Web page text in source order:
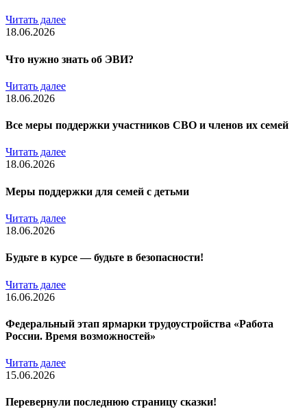
Читать далее
18.06.2026
Что нужно знать об ЭВИ?
Читать далее
18.06.2026
Все меры поддержки участников СВО и членов их семей
Читать далее
18.06.2026
Меры поддержки для семей с детьми
Читать далее
18.06.2026
Будьте в курсе — будьте в безопасности!
Читать далее
16.06.2026
Федеральный этап ярмарки трудоустройства «Работа
России. Время возможностей»
Читать далее
15.06.2026
Перевернули последнюю страницу сказки!